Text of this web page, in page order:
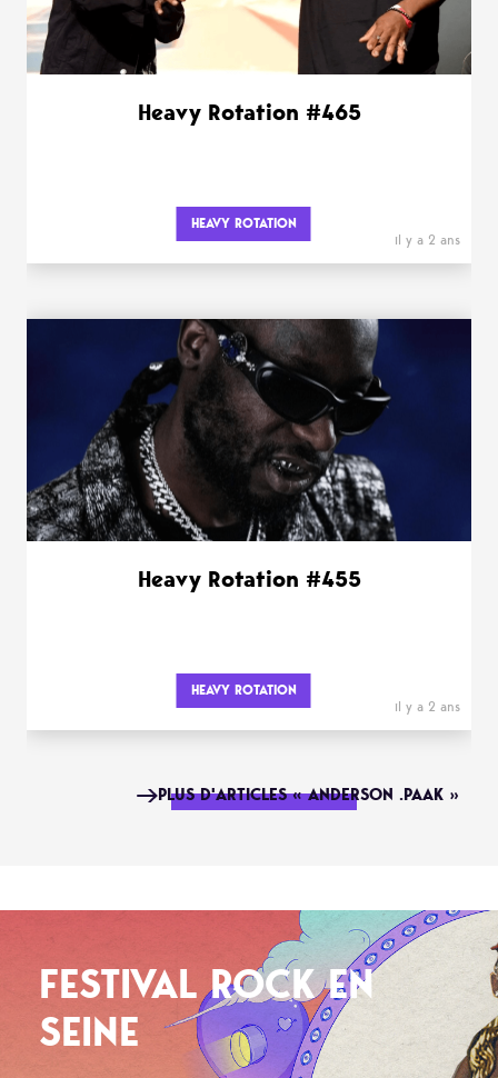
Heavy Rotation #465
HEAVY ROTATION
il y a 2 ans
Heavy Rotation #455
HEAVY ROTATION
il y a 2 ans
PLUS D'ARTICLES « ANDERSON .PAAK »
FESTIVAL ROCK EN
SEINE